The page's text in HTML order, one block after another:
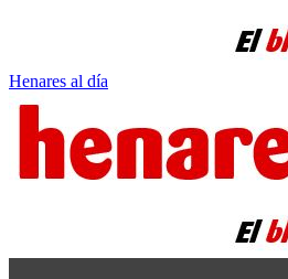
Henares al día